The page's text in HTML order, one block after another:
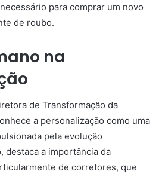
para comprar um novo
de roubo.
na
de Transformação da
a personalização como uma
pela evolução
destaca a importância da
de corretores, que